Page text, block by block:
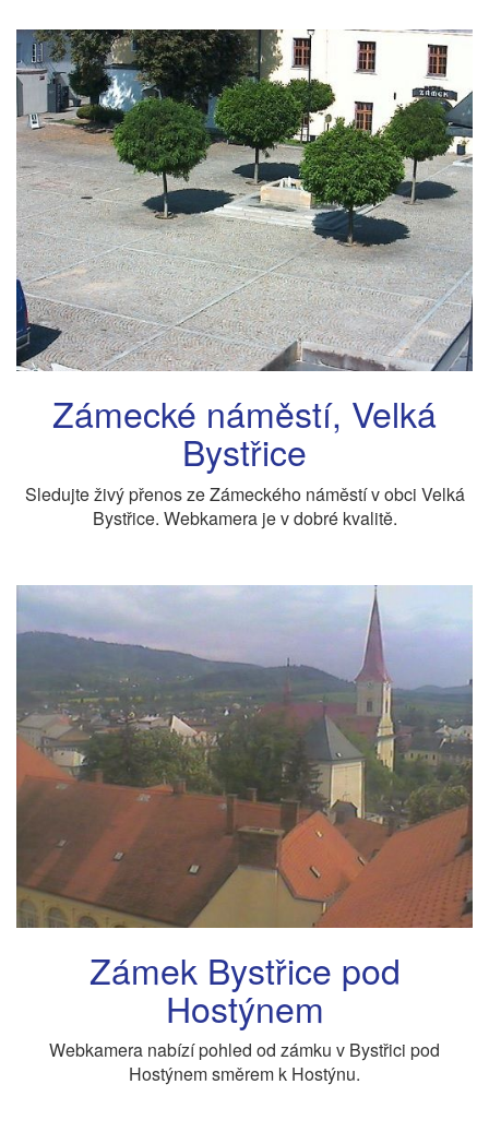
Zámecké náměstí, Velká
Bystřice
Sledujte živý přenos ze Zámeckého náměstí v obci Velká
Bystřice. Webkamera je v dobré kvalitě.
Zámek Bystřice pod
Hostýnem
Webkamera nabízí pohled od zámku v Bystřici pod
Hostýnem směrem k Hostýnu.